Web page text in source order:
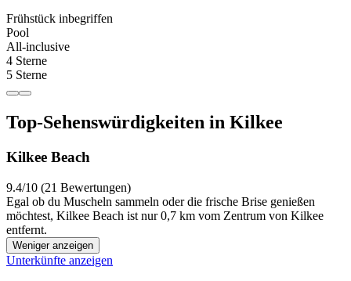
Frühstück inbegriffen
Pool
All-inclusive
4 Sterne
5 Sterne
Top-Sehenswürdigkeiten in Kilkee
Kilkee Beach
9.4/10 (21 Bewertungen)
Egal ob du Muscheln sammeln oder die frische Brise genießen
möchtest, Kilkee Beach ist nur 0,7 km vom Zentrum von Kilkee
entfernt.
Weniger anzeigen
Unterkünfte anzeigen